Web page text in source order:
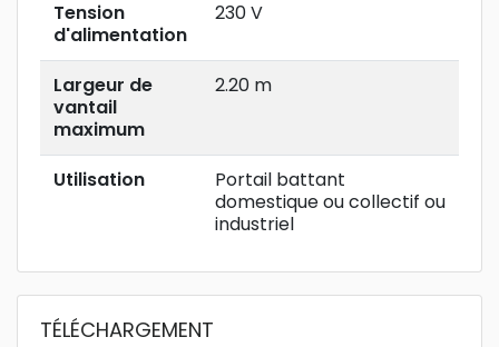
Tension
d'alimentation
230 V
Largeur de
vantail
maximum
2.20 m
Utilisation
Portail battant
domestique ou collectif ou
industriel
TÉLÉCHARGEMENT